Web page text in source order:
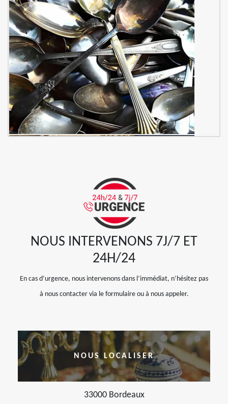
NOUS INTERVENONS 7J/7 ET
24H/24
En cas d’urgence, nous intervenons dans l’immédiat, n’hésitez pas
à nous contacter via le formulaire ou à nous appeler.
NOUS LOCALISER
33000 Bordeaux